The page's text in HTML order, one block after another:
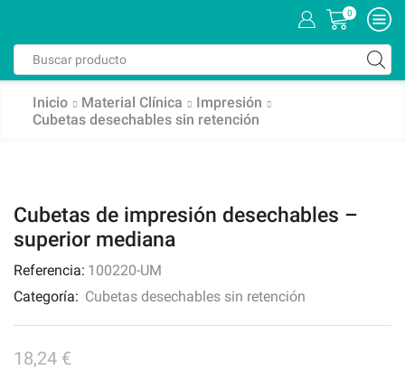
0
Inicio Material Clínica
Impresión
Cubetas desechables sin retención
Cubetas de impresión desechables –
superior mediana
Referencia: 100220-UM
Categoría: Cubetas desechables sin retención
18,24 €